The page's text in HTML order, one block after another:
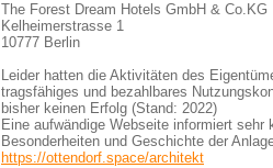
The Forest Dream Hotels GmbH & Co.KG
Kelheimerstrasse 1
10777 Berlin
Leider hatten die Aktivitäten des
tragsfähiges und bezahlbares
bisher keinen Erfolg (Stand: 2022)
Eine aufwändige Webseite informiert sehr
Besonderheiten und Geschichte der
https://ottendorf.space/architekt